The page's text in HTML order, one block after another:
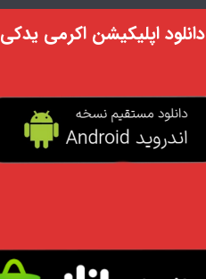
دانلود اپلیکیشن اکرمی یدکی